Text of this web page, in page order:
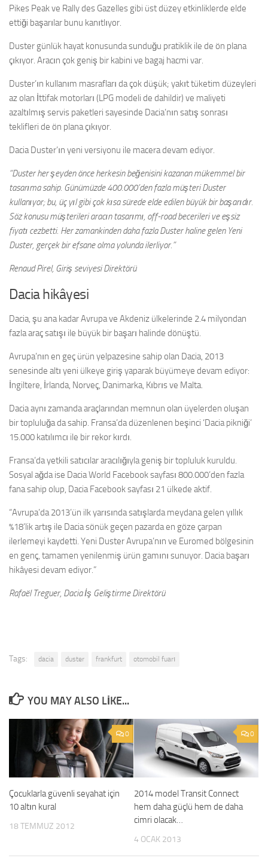
Pikes Peak ve Rally des Gazelles gibi üst düzey etkinliklerde elde
ettiği başarılar bunu kanıtlıyor.
Duster günlük hayat konusunda sunduğu pratiklik ile de ön plana
çıkıyor. Aracın çok geniş bir kabini ve bagaj hacmi var.
Duster’ın kullanım masrafları da çok düşük; yakıt tüketim düzeyleri
az olan İttifak motorları (LPG modeli de dahildir) ve maliyeti
azaltılmış servis paketleri sayesinde Dacia’nın satış sonrası
teklifleri de ön plana çıkıyor.
Dacia Duster’ın yeni versiyonu ile macera devam ediyor.
“Duster her şeyden önce herkesin beğenisini kazanan mükemmel bir
tasarıma sahip. Günümüzde 400.000’den fazla müşteri Duster
kullanıyor; bu, üç yıl gibi çok kısa sürede elde edilen büyük bir başarıdır.
Söz konusu müşterileri aracın tasarımı, off-road becerileri ve eşsiz
fiyatı cezbetti. Her zamankinden daha fazla Duster haline gelen Yeni
Duster, gerçek bir efsane olma yolunda ilerliyor.”
Renaud Pirel, Giriş seviyesi Direktörü
Dacia hikâyesi
Dacia, şu ana kadar Avrupa ve Akdeniz ülkelerinde 2.4 milyondan
fazla araç satışı ile büyük bir başarı halinde dönüştü.
Avrupa’nın en geç ürün yelpazesine sahip olan Dacia, 2013
senesinde altı yeni ülkeye giriş yaparak büyümeye devam ediyor:
İngiltere, İrlanda, Norveç, Danimarka, Kıbrıs ve Malta.
Dacia aynı zamanda araçlarından memnun olan üyelerden oluşan
bir topluluğa da sahip. Fransa’da düzenlenen beşinci ‘Dacia pikniği’
15.000 katılımcı ile bir rekor kırdı.
Fransa’da yetkili satıcılar aracılığıyla geniş bir topluluk kuruldu.
Sosyal ağda ise Dacia World Facebook sayfası 800.000’den fazla
fana sahip olup, Dacia Facebook sayfası 21 ülkede aktif.
“Avrupa’da 2013’ün ilk yarısında satışlarda meydana gelen yıllık
%18’lik artış ile Dacia sönük geçen pazarda en göze çarpan
ilerlemeyi kaydetti. Yeni Duster Avrupa’nın ve Euromed bölgesinin
en genç, tamamen yenilenmiş ürün gamını sunuyor. Dacia başarı
hikâyesi devam ediyor.”
Rafaël Treguer, Dacia İş Geliştirme Direktörü
Tags: dacia duster frankfurt otomobil fuarı
YOU MAY ALSO LIKE...
0
Çocuklarla güvenli seyahat için
10 altın kural
18 TEMMUZ 2012
0
2014 model Transit Connect
hem daha güçlü hem de daha
cimri olacak…
4 OCAK 2013